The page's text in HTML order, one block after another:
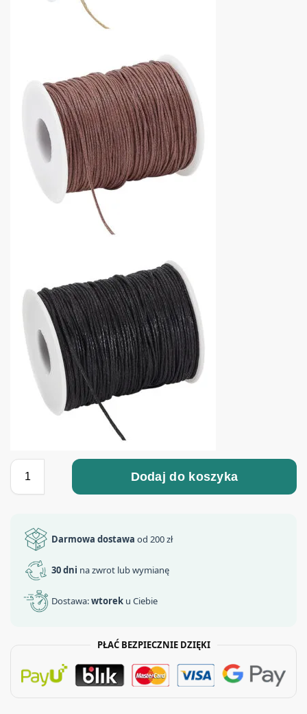
Dodaj do koszyka
Darmowa dostawa od 200 zł
30 dni na zwrot lub wymianę
Dostawa:wtorek u Ciebie
PŁAĆ BEZPIECZNIE DZIĘKI